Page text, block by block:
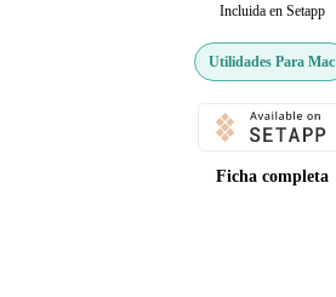
Incluida en Setapp
Utilidades Para Mac
Ficha completa